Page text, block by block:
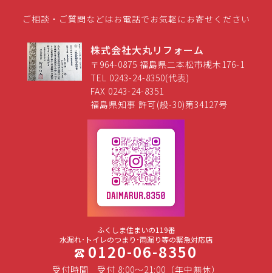
ご相談・ご質問などはお電話でお気軽にお寄せください
株式会社大丸リフォーム
〒964-0875 福島県二本松市槻木176-1
TEL 0243-24-8350(代表)
FAX 0243-24-8351
福島県知事 許可(般-30)第34127号
ふくしま住まいの119番
水漏れ･トイレのつまり･雨漏り等の緊急対応店
0120-06-8350
受付時間 受付 8:00～21:00（年中無休）